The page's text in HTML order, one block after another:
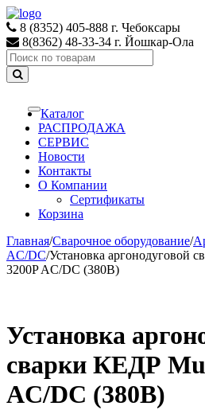
Skip
to
navigation
Skip
to
content
8 (8352) 405-888 г. Чебоксары
8(8362) 48-33-34 г. Йошкар-Ола
Search
for:
Toggle
navigation
Каталог
РАСПРОДАЖА
СЕРВИС
Новости
Контакты
О Компании
Сертификаты
Корзина
Главная/Сварочное оборудование/
AC/DC/Установка аргонодуговой
3200P AC/DC (380В)
Установка
сварки КЕДР
AC/DC (380В)